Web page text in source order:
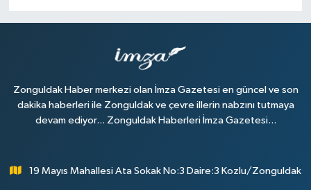
Zonguldak Haber merkezi olan İmza Gazetesi en güncel ve son
dakika haberleri ile Zonguldak ve çevre illerin nabzını tutmaya
devam ediyor... Zonguldak Haberleri İmza Gazetesi...
19 Mayıs Mahallesi Ata Sokak No:3 Daire:3 Kozlu/Zonguldak